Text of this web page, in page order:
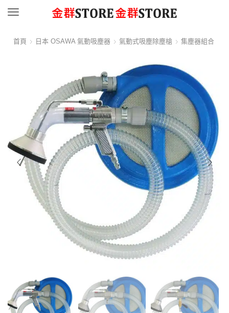
Menu
首頁 日本 OSAWA 氣動吸塵器 氣動式吸塵除塵槍 集塵器組合